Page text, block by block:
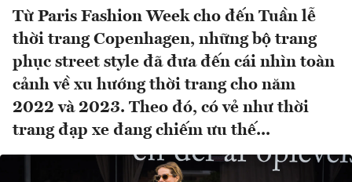
Từ Paris Fashion Week cho đến Tuần lễ
thời trang Copenhagen, những bộ trang
phục street style đã đưa đến cái nhìn toàn
cảnh về xu hướng thời trang cho năm
2022 và 2023. Theo đó, có vẻ như thời
trang đạp xe đang chiếm ưu thế...